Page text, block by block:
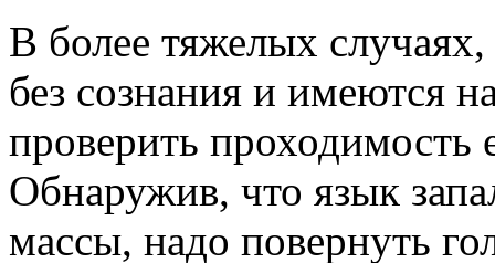
В более тяжелых
без сознания и имеются
проверить проходимость
Обнаружив, что язык
массы, надо повернуть